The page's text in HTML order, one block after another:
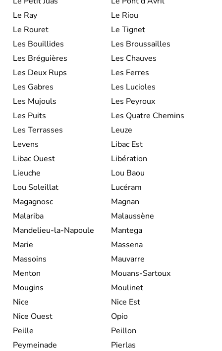
Le Ray
Le Riou
Le Rouret
Le Tignet
Les Bouillides
Les Broussailles
Les Bréguières
Les Chauves
Les Deux Rups
Les Ferres
Les Gabres
Les Lucioles
Les Mujouls
Les Peyroux
Les Puits
Les Quatre Chemins
Les Terrasses
Leuze
Levens
Libac Est
Libac Ouest
Libération
Lieuche
Lou Baou
Lou Soleillat
Lucéram
Magagnosc
Magnan
Malariba
Malaussène
Mandelieu-la-Napoule
Mantega
Marie
Massena
Massoins
Mauvarre
Menton
Mouans-Sartoux
Mougins
Moulinet
Nice
Nice Est
Nice Ouest
Opio
Peille
Peillon
Peymeinade
Pierlas